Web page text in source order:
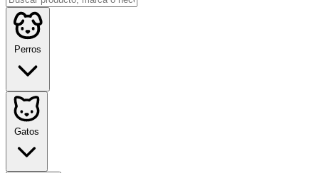
Perros
Gatos